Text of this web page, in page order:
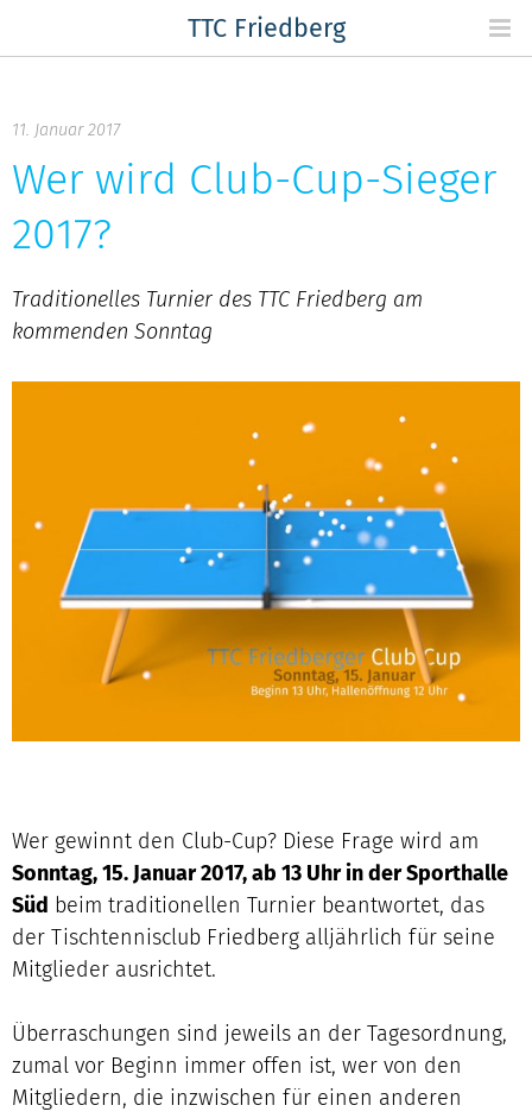
TTC Friedberg
11. Januar 2017
Wer wird Club-Cup-Sieger
2017?
Traditionelles Turnier des TTC Friedberg am
kommenden Sonntag
Wer gewinnt den Club-Cup? Diese Frage wird am
Sonntag, 15. Januar 2017, ab 13 Uhr in der Sporthalle
Süd beim traditionellen Turnier beantwortet, das
der Tischtennisclub Friedberg alljährlich für seine
Mitglieder ausrichtet.
Überraschungen sind jeweils an der Tagesordnung,
zumal vor Beginn immer offen ist, wer von den
Mitgliedern, die inzwischen für einen anderen